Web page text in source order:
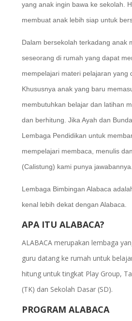
yang anak ingin bawa ke sekolah.
membuat anak lebih siap untuk
Dalam bersekolah terkadang anak
seseorang di rumah yang dapat
mempelajari materi pelajaran yang
Khususnya anak yang baru
membutuhkan belajar dan latihan
dan berhitung. Jika Ayah dan
Lembaga Pendidikan untuk
mempelajari membaca, menulis
(Calistung) kami punya jawabannya.
Lembaga Bimbingan Alabaca
kenal lebih dekat dengan Alabaca.
APA ITU ALABACA?
ALABACA merupakan lembaga
guru datang ke rumah untuk
hitung untuk tingkat Play Group,
(TK) dan Sekolah Dasar (SD).
PROGRAM ALABACA